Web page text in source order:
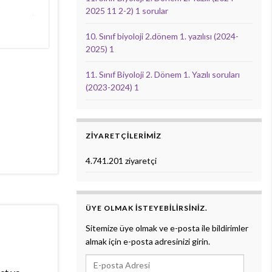
2025 11 2-2) 1 sorular
10. Sınıf biyoloji 2.dönem 1. yazılısı (2024-
2025) 1
11. Sınıf Biyoloji 2. Dönem 1. Yazılı soruları
(2023-2024) 1
ZIYARETÇILERIMIZ
4.741.201 ziyaretçi
ÜYE OLMAK ISTEYEBILIRSINIZ.
Sitemize üye olmak ve e-posta ile bildirimler
almak için e-posta adresinizi girin.
E-posta Adresi